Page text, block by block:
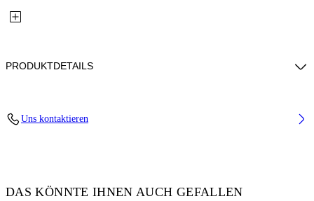
PRODUKTDETAILS
Uns kontaktieren
DAS KÖNNTE IHNEN AUCH GEFALLEN